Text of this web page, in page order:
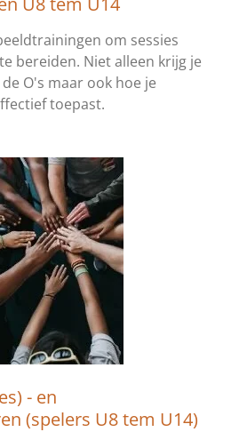
om sessies
bereiden. Niet alleen krijg je
O's maar ook hoe je
toepast.
- en
(spelers U8 tem U14)